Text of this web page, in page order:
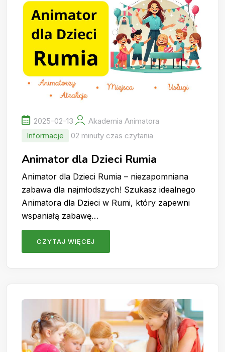
2025-02-13
Akademia Animatora
Informacje
02 minuty czas czytania
Animator dla Dzieci Rumia
Animator dla Dzieci Rumia – niezapomniana
zabawa dla najmłodszych! Szukasz idealnego
Animatora dla Dzieci w Rumi, który zapewni
wspaniałą zabawę…
CZYTAJ WIĘCEJ